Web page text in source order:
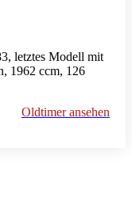
letztes Modell mit
1962 ccm, 126
Oldtimer ansehen